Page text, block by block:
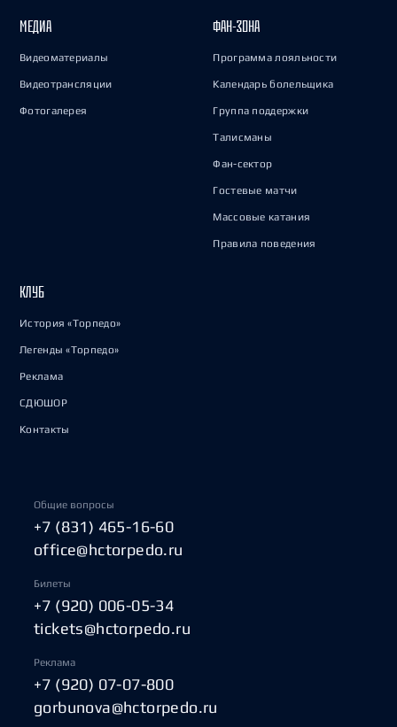
МЕДИА
Видеоматериалы
Видеотрансляции
Фотогалерея
ФАН-ЗОНА
Программа лояльности
Календарь болельщика
Группа поддержки
Талисманы
Фан-сектор
Гостевые матчи
Массовые катания
Правила поведения
КЛУБ
История «Торпедо»
Легенды «Торпедо»
Реклама
СДЮШОР
Контакты
Общие вопросы
+7 (831) 465-16-60
office@hctorpedo.ru
Билеты
+7 (920) 006-05-34
tickets@hctorpedo.ru
Реклама
+7 (920) 07-07-800
gorbunova@hctorpedo.ru